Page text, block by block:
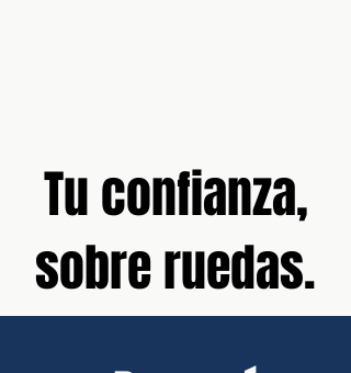
Tu confianza,
sobre ruedas.